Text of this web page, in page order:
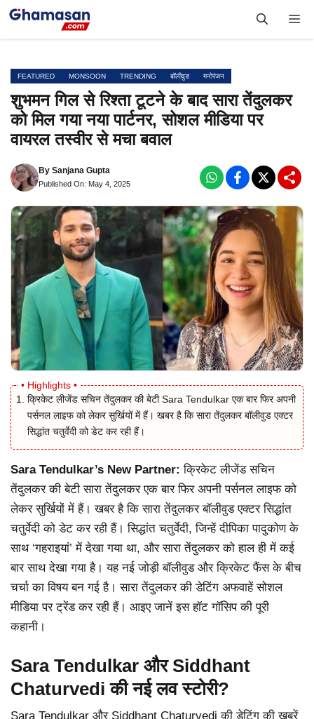
Skip
FEATURED MONSOON TRENDING बॉलीवुड मनोरंजन
शुभमन गिल से रिश्ता टूटने के बाद सारा तेंदुलकर
को मिल गया नया पार्टनर, सोशल मीडिया पर
वायरल तस्वीर से मचा बवाल
By Sanjana Gupta
Published On: May 4, 2025
क्रिकेट लीजेंड सचिन तेंदुलकर की बेटी Sara Tendulkar एक बार फिर अपनी
पर्सनल लाइफ को लेकर सुर्खियों में हैं। खबर है कि सारा तेंदुलकर बॉलीवुड एक्टर
सिद्धांत चतुर्वेदी को डेट कर रही हैं।
Sara Tendulkar’s New Partner: क्रिकेट लीजेंड सचिन
तेंदुलकर की बेटी सारा तेंदुलकर एक बार फिर अपनी पर्सनल लाइफ को
लेकर सुर्खियों में हैं। खबर है कि सारा तेंदुलकर बॉलीवुड एक्टर सिद्धांत
चतुर्वेदी को डेट कर रही हैं। सिद्धांत चतुर्वेदी, जिन्हें दीपिका पादुकोण के
साथ ‘गहराइयां’ में देखा गया था, और सारा तेंदुलकर को हाल ही में कई
बार साथ देखा गया है। यह नई जोड़ी बॉलीवुड और क्रिकेट फैंस के बीच
चर्चा का विषय बन गई है। सारा तेंदुलकर की डेटिंग अफवाहें सोशल
मीडिया पर ट्रेंड कर रही हैं। आइए जानें इस हॉट गॉसिप की पूरी
कहानी।
Sara Tendulkar और Siddhant
Chaturvedi की नई लव स्टोरी?
Sara Tendulkar और Siddhant Chaturvedi की डेटिंग की खबरें